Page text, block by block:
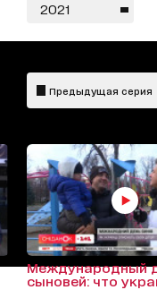
2021
Предыдущая серия
Международный
сыновей: что